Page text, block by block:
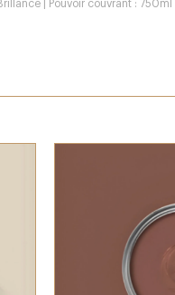
| Pouvoir couvrant :